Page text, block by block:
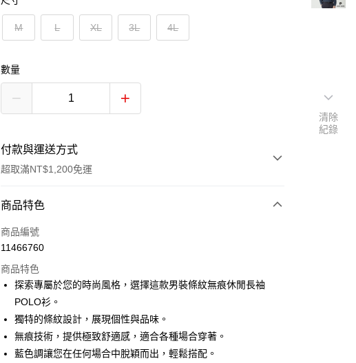
M L XL 3L 4L
數量
付款與運送方式
超取滿NT$1,200免運
付款方式
信用卡一次付款
LINE Pay
Apple Pay
悠遊付
Google Pay
商品特色
商品編號
11466760
商品特色
探索專屬於您的時尚風格，選擇這款男裝條紋無痕休閒長袖
POLO衫。
獨特的條紋設計，展現個性與品味。
無痕技術，提供極致舒適感，適合各種場合穿著。
藍色調讓您在任何場合中脫穎而出，輕鬆搭配。
清除
紀錄